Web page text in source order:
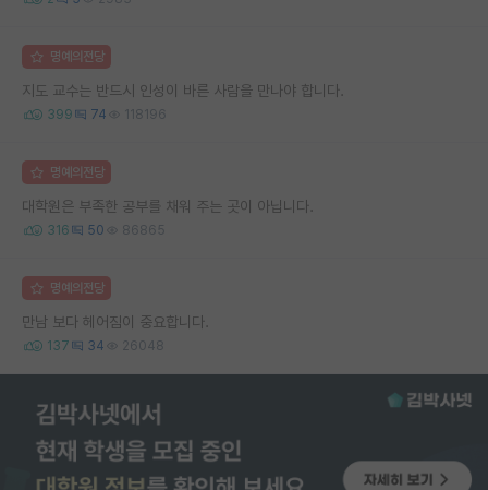
명예의전당
지도 교수는 반드시 인성이 바른 사람을 만나야 합니다.
399 74 118196
명예의전당
대학원은 부족한 공부를 채워 주는 곳이 아닙니다.
316 50 86865
명예의전당
만남 보다 헤어짐이 중요합니다.
137 34 26048